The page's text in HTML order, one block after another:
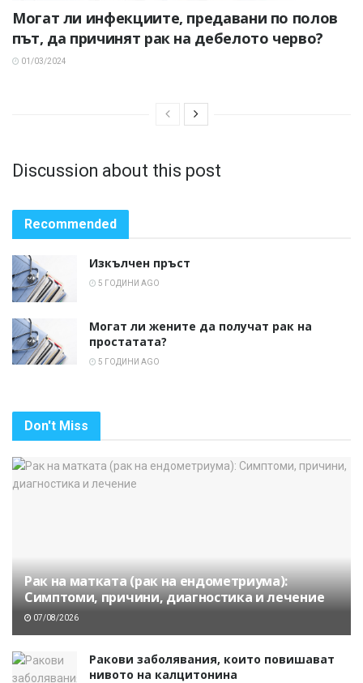
Могат ли инфекциите, предавани по полов
път, да причинят рак на дебелото черво?
01/03/2024
Discussion about this post
Recommended
Изкълчен пръст
5 ГОДИНИ AGO
Могат ли жените да получат рак на
простатата?
5 ГОДИНИ AGO
Don't Miss
Рак на матката (рак на ендометриума):
Симптоми, причини, диагностика и лечение
07/08/2026
Ракови заболявания, които повишават
нивото на калцитонина